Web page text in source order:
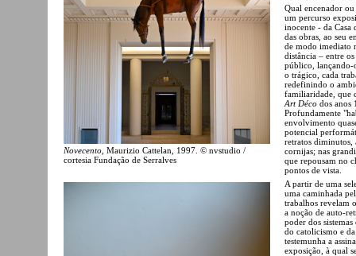
Novecento , Maurizio Cattelan, 1997. © nvstudio /
cortesia Fundação de Serralves
Qual encenador
um percurso
inocente - da Casa
das obras, ao seu
de modo imediato
distância – entre
público, lançando-
o trágico, cada
redefinindo o
familiaridade, que
Art Déco dos anos
Profundamente
envolvimento
potencial
retratos diminutos,
cornijas; nas
que repousam no
pontos de vista.
A partir de uma
uma caminhada
trabalhos revelam
a noção de auto-
poder dos
do catolicismo e
testemunha a
exposição, à qual